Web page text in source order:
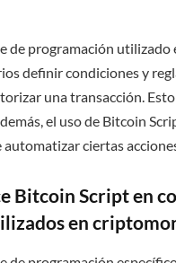
de programación utilizado
definir condiciones y
una transacción.
el uso de Bitcoin
ciertas
Bitcoin Script en
en